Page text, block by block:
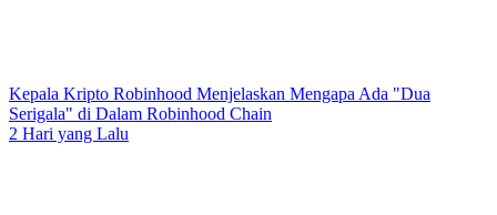
Kepala Kripto Robinhood Menjelaskan Mengapa Ada "Dua
Serigala" di Dalam Robinhood Chain
2 Hari yang Lalu